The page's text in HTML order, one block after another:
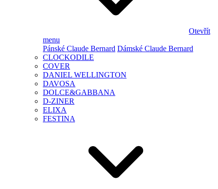
Otevřít
menu
Pánské Claude Bernard Dámské Claude Bernard
CLOCKODILE
COVER
DANIEL WELLINGTON
DAVOSA
DOLCE&GABBANA
D-ZINER
ELIXA
FESTINA